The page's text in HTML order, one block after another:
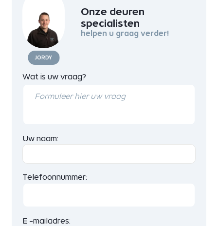
JORDY
Onze deuren
specialisten
helpen u graag verder!
Wat is uw vraag?
Uw naam:
Telefoonnummer:
E -mailadres: